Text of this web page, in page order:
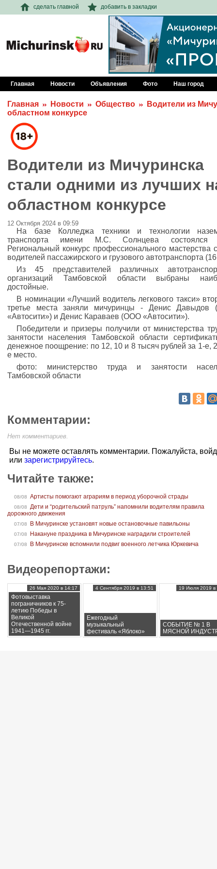
сделать главной добавить в закладки
Главная Новости Объявления Фото Наш город
Главная Новости Общество
Водители из
областном конкурсе
Водители из Мичуринска
стали одними из лучших
областном конкурсе
12 Октября 2024 в 09:59
На базе Колледжа техники и технологии
транспорта имени М.С. Солнцева состоялся
Региональный конкурс профессионального мастерства
водителей пассажирского и грузового автотранспорта
Из 45 представителей различных
организаций Тамбовской области выбраны
достойные.
В номинации «Лучший водитель легкового такси»
третье места заняли мичуринцы - Денис Давыдов
«Автосити») и Денис Караваев (ООО «Автосити»).
Победители и призеры получили от министерства
занятости населения Тамбовской области
денежное поощрение: по 12, 10 и 8 тысяч рублей за 1-е,
е место.
фото: министерство труда и занятости
Тамбовской области
Комментарии:
Нет комментариев.
Вы не можете оставлять комментарии. Пожалуйста,
или зарегистрируйтесь.
Читайте также:
08/08 Артисты помогают аграриям в период уборочной страды
08/08
Дети и “родительский патруль” напомнили водителям правила
дорожного движения
07/08 В Мичуринске установят новые остановочные павильоны
07/08 Накануне праздника в Мичуринске наградили строителей
07/08 В Мичуринске вспомнили подвиг военного летчика Юркевича
Видеорепортажи:
Фотовыставка
пограничников к 75-
летию Победы в
Великой
Отечественной войне
1941—1945 гг.
26 Мая 2020 в 14:17
Ежегодный
музыкальный
фестиваль «Яблоко»
4 Сентября 2019 в 13:51
СОБЫТИЕ № 1 В
МЯСНОЙ
19 Июля 2019 в